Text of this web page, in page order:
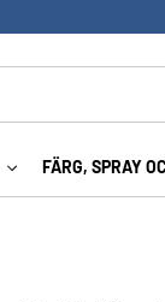
FÄRG, SPRAY